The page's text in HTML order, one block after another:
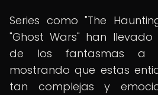
Series como "The
"Ghost Wars" han
de los fantasmas a
mostrando que estas
tan complejas y